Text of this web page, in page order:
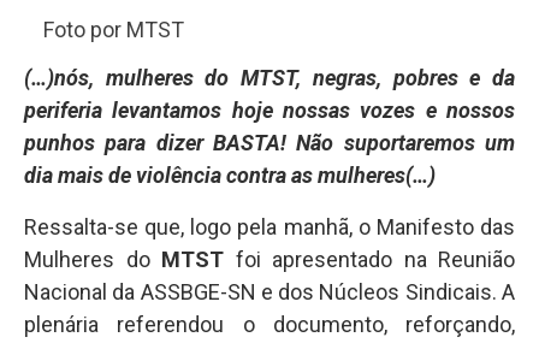
Foto por MTST
(…)nós, mulheres do MTST, negras, pobres e da
periferia levantamos hoje nossas vozes e nossos
punhos para dizer BASTA! Não suportaremos um
dia mais de violência contra as mulheres(…)
Ressalta-se que, logo pela manhã, o Manifesto das
Mulheres do MTST foi apresentado na Reunião
Nacional da ASSBGE-SN e dos Núcleos Sindicais. A
plenária referendou o documento, reforçando,